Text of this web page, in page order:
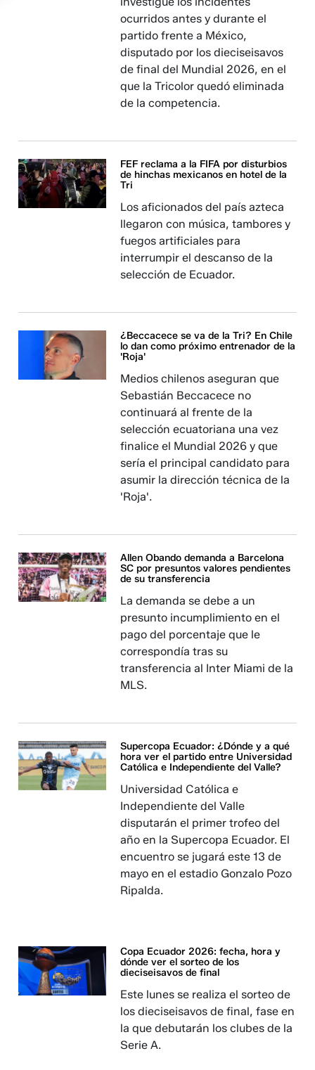
ocurridos antes y durante el
partido frente a México,
disputado por los dieciseisavos
de final del Mundial 2026, en el
que la Tricolor quedó eliminada
de la competencia.
FEF reclama a la FIFA por disturbios
de hinchas mexicanos en hotel de la
Tri
Los aficionados del país azteca
llegaron con música, tambores y
fuegos artificiales para
interrumpir el descanso de la
selección de Ecuador.
¿Beccacece se va de la Tri? En Chile
lo dan como próximo entrenador de la
'Roja'
Medios chilenos aseguran que
Sebastián Beccacece no
continuará al frente de la
selección ecuatoriana una vez
finalice el Mundial 2026 y que
sería el principal candidato para
asumir la dirección técnica de la
'Roja'.
Allen Obando demanda a Barcelona
SC por presuntos valores pendientes
de su transferencia
La demanda se debe a un
presunto incumplimiento en el
pago del porcentaje que le
correspondía tras su
transferencia al Inter Miami de la
MLS.
Supercopa Ecuador: ¿Dónde y a qué
hora ver el partido entre Universidad
Católica e Independiente del Valle?
Universidad Católica e
Independiente del Valle
disputarán el primer trofeo del
año en la Supercopa Ecuador. El
encuentro se jugará este 13 de
mayo en el estadio Gonzalo Pozo
Ripalda.
Copa Ecuador 2026: fecha, hora y
dónde ver el sorteo de los
dieciseisavos de final
Este lunes se realiza el sorteo de
los dieciseisavos de final, fase en
la que debutarán los clubes de la
Serie A.